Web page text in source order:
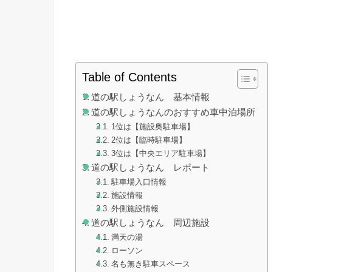
Table of Contents
道の駅しょうなん 基本情報
道の駅しょうなんのおすすめ車中泊場所
1位は【施設奥駐車場】
2位は【臨時駐車場】
3位は【中央エリア駐車場】
道の駅しょうなん レポート
駐車場入口情報
施設情報
外側施設情報
道の駅しょうなん 周辺施設
満天の湯
ローソン
名も無き駐車スペース